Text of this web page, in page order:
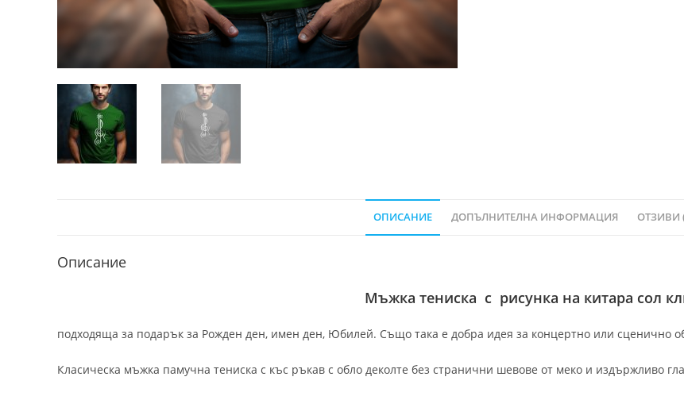
ОПИСАНИЕ ДОПЪЛНИТЕЛНА ИНФОРМАЦИЯ ОТЗИВИ
Описание
Мъжка тениска с рисунка на китара сол
подходяща за подарък за Рожден ден, имен ден, Юбилей. Също така е добра идея за концертно или сценично
Класическа мъжка памучна тениска с къс ръкав с обло деколте без странични шевове от меко и издържливо